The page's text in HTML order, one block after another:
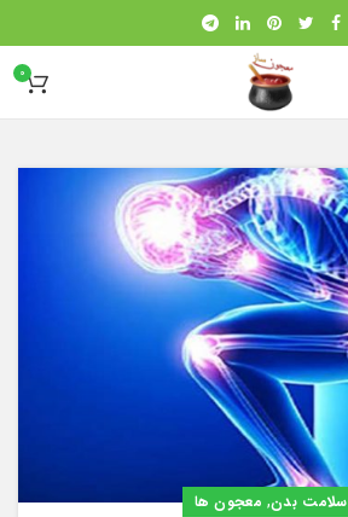
0
سلامت بدن, معجون ها